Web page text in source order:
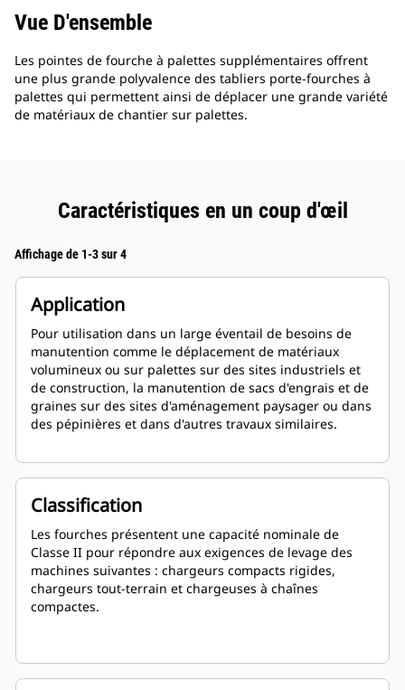
Vue D'ensemble
Les pointes de fourche à palettes supplémentaires offrent
une plus grande polyvalence des tabliers porte-fourches à
palettes qui permettent ainsi de déplacer une grande variété
de matériaux de chantier sur palettes.
Caractéristiques en un coup d'œil
Affichage de 1-3 sur 4
Application
Pour utilisation dans un large éventail de besoins de
manutention comme le déplacement de matériaux
volumineux ou sur palettes sur des sites industriels et
de construction, la manutention de sacs d'engrais et de
graines sur des sites d'aménagement paysager ou dans
des pépinières et dans d'autres travaux similaires.
Classification
Les fourches présentent une capacité nominale de
Classe II pour répondre aux exigences de levage des
machines suivantes : chargeurs compacts rigides,
chargeurs tout-terrain et chargeuses à chaînes
compactes.